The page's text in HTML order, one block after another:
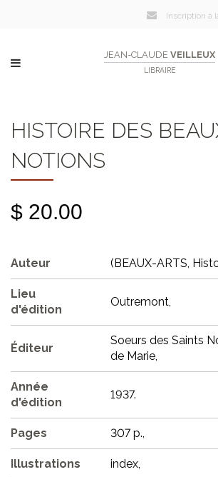
Inscription à
JEAN-CLAUDE VEILLEUX
LIBRAIRE
HISTOIRE DES
NOTIONS
$ 20.00
Auteur (BEAUX-ARTS,
Lieu
d'édition
Outremont,
Éditeur
Soeurs des Saints
de Marie,
Année
d'édition
1937.
Pages 307 p.,
Illustrations index,